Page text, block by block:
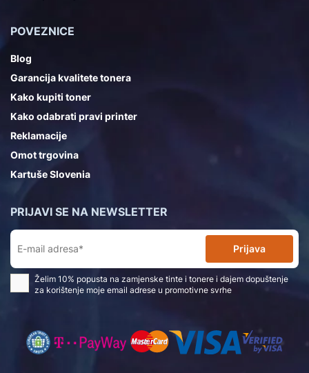
POVEZNICE
Blog
Garancija kvalitete tonera
Kako kupiti toner
Kako odabrati pravi printer
Reklamacije
Omot trgovina
Kartuše Slovenia
PRIJAVI SE NA NEWSLETTER
Prijava
Želim 10% popusta na zamjenske tinte i tonere i dajem dopuštenje
za korištenje moje email adrese u promotivne svrhe